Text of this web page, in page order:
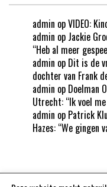
admin opVIDEO:
admin op Jackie
“Heb al meer
admin op Dit is de
dochter van Frank
admin op Doelman
Utrecht: “Ik voel
admin op Patrick
Hazes: “We gingen